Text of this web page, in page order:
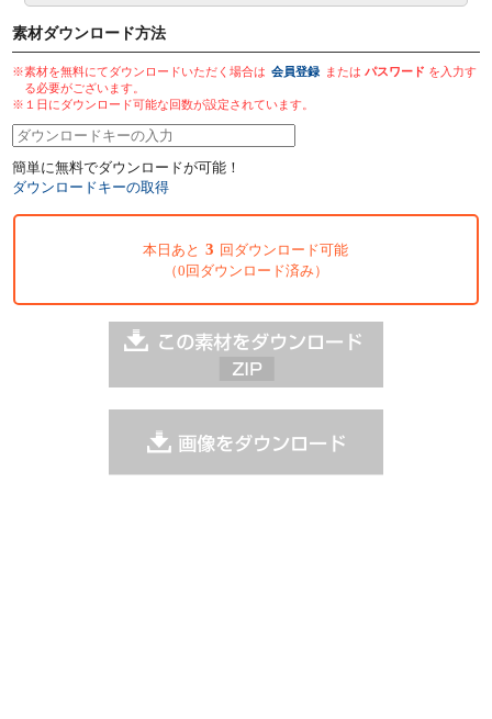
素材ダウンロード方法
※素材を無料にてダウンロードいただく場合は 会員登録 またはパスワード を入力す
る必要がございます。
※１日にダウンロード可能な回数が設定されています。
簡単に無料でダウンロードが可能！
ダウンロードキーの取得
本日あと 3 回ダウンロード可能
（0回ダウンロード済み）